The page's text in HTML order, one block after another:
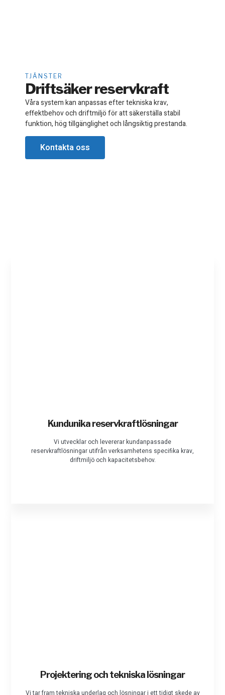
TJÄNSTER
Driftsäker reservkraft
Våra system kan anpassas efter tekniska krav,
effektbehov och driftmiljö för att säkerställa stabil
funktion, hög tillgänglighet och långsiktig prestanda.
Kontakta oss
Kundunika reservkraftlösningar
Vi utvecklar och levererar kundanpassade
reservkraftlösningar utifrån verksamhetens specifika krav,
driftmiljö och kapacitetsbehov.
Projektering och tekniska lösningar
Vi tar fram tekniska underlag och lösningar i ett tidigt skede av